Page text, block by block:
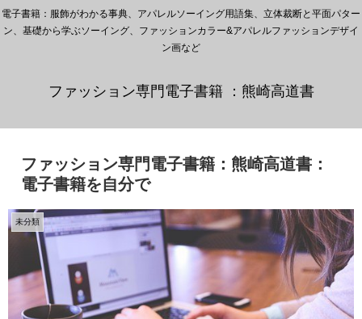
電子書籍：服飾がわかる事典、アパレルソーイング用語集、立体裁断と平面パター
ン、基礎から学ぶソーイング、ファッションカラー&アパレルファッションデザイ
ン画など
ファッション専門電子書籍 ：熊崎高道書
ファッション専門電子書籍：熊崎高道書：
電子書籍を自分で
未分類